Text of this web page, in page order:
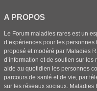
A PROPOS
Le Forum maladies rares est un
d’expériences pour les
proposé et modéré par Maladies
d’information et de soutien sur
aide au quotidien les personnes
parcours de santé et de vie, par
sur les réseaux sociaux. Maladies